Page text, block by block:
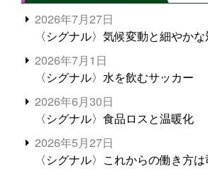
2026年7月27日
〈シグナル〉気候変動と細やか
2026年7月1日
〈シグナル〉水を飲むサッカー
2026年6月30日
〈シグナル〉食品ロスと温暖化
2026年5月27日
〈シグナル〉これからの働き方